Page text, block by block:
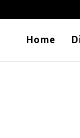
Home